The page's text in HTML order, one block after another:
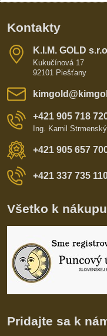
Kontakty
K​​.I​​.M​​. GOLD
Kukučínová 17
92101 Piešťany
+421 905 718
Ing. Kamil
+421 905 657
+421 337 735
Všetko k nákupu
Pridajte sa k